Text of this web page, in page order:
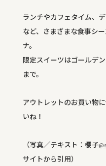
ランチやカフェタイム、
など、さまざまな食事シ
ナ。
限定スイーツはゴールデ
まで。
アウトレットのお買い物
いね！
（写真／テキスト：櫻子
サイトから引用）